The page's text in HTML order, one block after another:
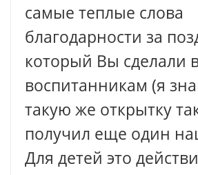
самые теплые слова
благодарности за
который Вы сделали
воспитанникам (я
такую же открытку
получил еще один
Для детей это